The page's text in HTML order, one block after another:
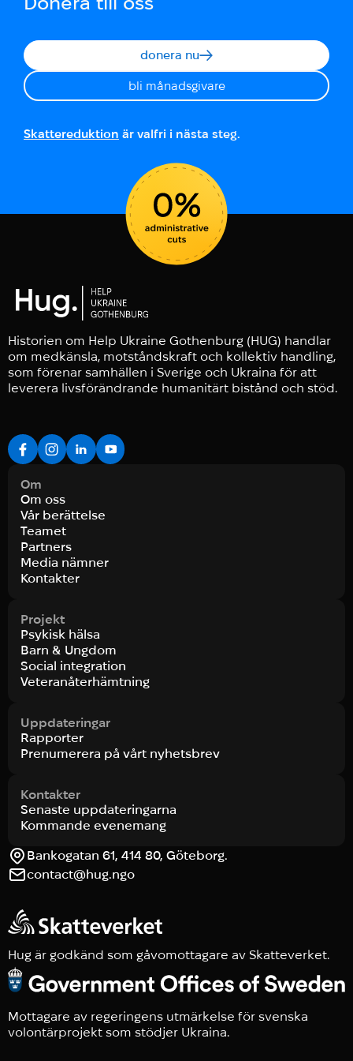
donera nu
bli månadsgivare
Skattereduktion är valfri i nästa steg.
Historien om Help Ukraine Gothenburg (HUG) handlar
om medkänsla, motståndskraft och kollektiv handling,
som förenar samhällen i Sverige och Ukraina för att
leverera livsförändrande humanitärt bistånd och stöd.
Om
Om oss
Vår berättelse
Teamet
Partners
Media nämner
Kontakter
Projekt
Psykisk hälsa
Barn & Ungdom
Social integration
Veteranåterhämtning
Uppdateringar
Rapporter
Prenumerera på vårt nyhetsbrev
Kontakter
Senaste uppdateringarna
Kommande evenemang
Bankogatan 61, 414 80, Göteborg.
contact@hug.ngo
Hug är godkänd som gåvomottagare av Skatteverket.
Mottagare av regeringens utmärkelse för svenska
volontärprojekt som stödjer Ukraina.